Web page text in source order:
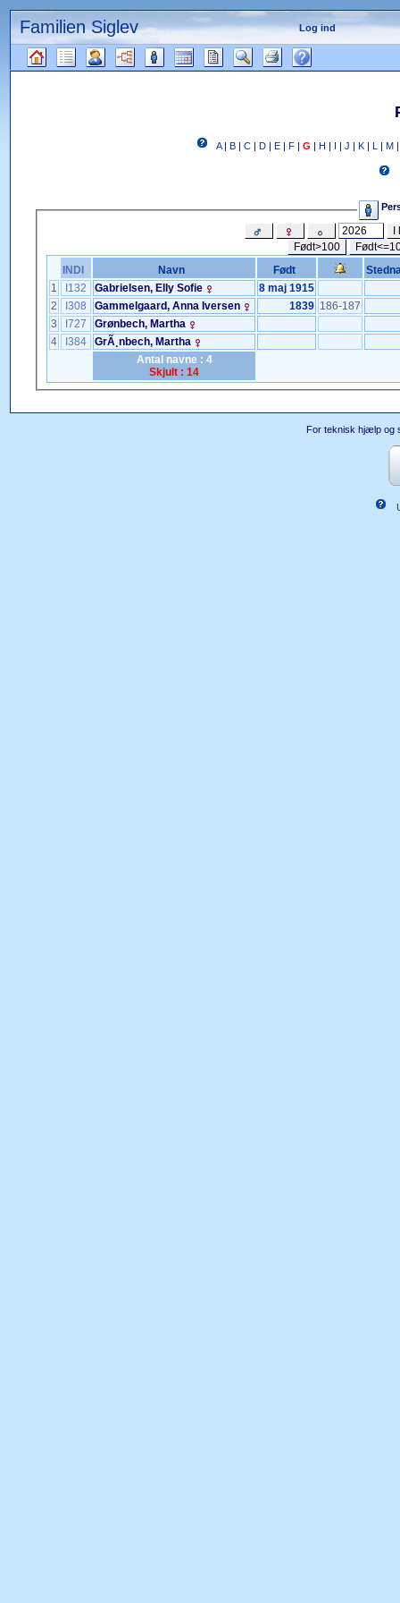
Familien Siglev Log ind
Gå
A| B |C D E F |G H |J K M
Født>100
INDI
Navn Født
1
I132 Gabrielsen, Elly Sofie
8 maj 1915
2
I308 Gammelgaard, Anna Iversen 1839 186-187
3
I727
Grønbech, Martha
4
I384
GrÃ¸nbech, Martha
Antal navne : 4
Skjult : 14
For teknisk hjælp